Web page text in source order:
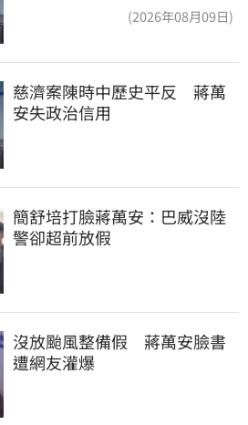
(2026年08月09日)
慈濟案陳時中歷史平反　蔣萬
安失政治信用
簡舒培打臉蔣萬安：巴威沒陸
警卻超前放假
沒放颱風整備假　蔣萬安臉書
遭網友灌爆